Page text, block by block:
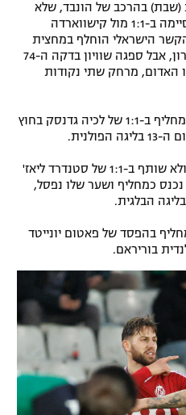
עסק
בהרכב של הונבד, שלא
הצליחה לשמור על יתרון ביתי וסיימה ב-1:1 מול קישווארדה
הקשר הישראלי הוחלף במחצית
ובדקה ה-48 קבוצתו עלתה ליתרון, אבל ספגה שוויון בדקה ה-74
11 ומתחת לקו האדום, מרחק שתי נקודות
שיחק מחצית כמחליף ב-1:1 של לכיה גדנסק בחוץ
נותר על הספסל ולא שותף ב-1:1 של סטנדרד ליאז'
כמחליף ושער שלו נפסל,
הבלגית.
בהפסד של פאטום יונייטד